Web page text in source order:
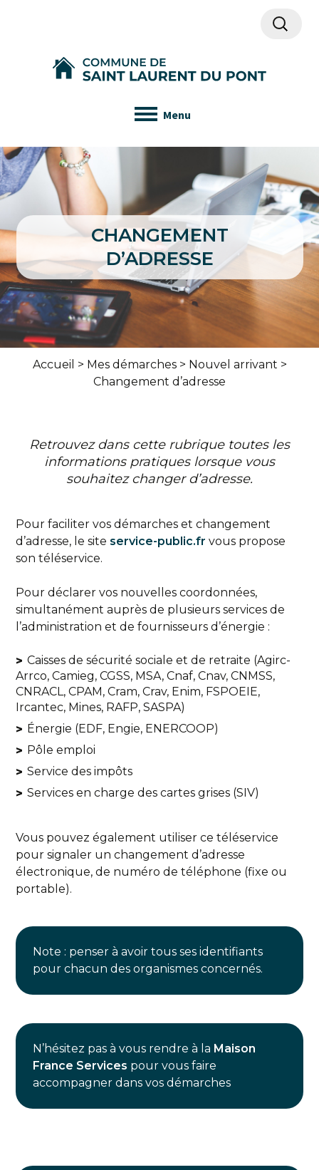
Menu
CHANGEMENT
D’ADRESSE
Accueil > Mes démarches> Nouvel arrivant >
Changement d’adresse
Retrouvez dans cette rubrique toutes les
informations pratiques lorsque vous
souhaitez changer d’adresse.
Pour faciliter vos démarches et changement
d’adresse, le site service-public.fr vous propose
son téléservice.
Pour déclarer vos nouvelles coordonnées,
simultanément auprès de plusieurs services de
l’administration et de fournisseurs d’énergie :
Caisses de sécurité sociale et de retraite (Agirc-
Arrco, Camieg, CGSS, MSA, Cnaf, Cnav, CNMSS,
CNRACL, CPAM, Cram, Crav, Enim, FSPOEIE,
Ircantec, Mines, RAFP, SASPA)
Énergie (EDF, Engie, ENERCOOP)
Pôle emploi
Service des impôts
Services en charge des cartes grises (SIV)
Vous pouvez également utiliser ce téléservice
pour signaler un changement d’adresse
électronique, de numéro de téléphone (fixe ou
portable).
Note : penser à avoir tous ses identifiants
pour chacun des organismes concernés.
N’hésitez pas à vous rendre à la Maison
France Services pour vous faire
accompagner dans vos démarches